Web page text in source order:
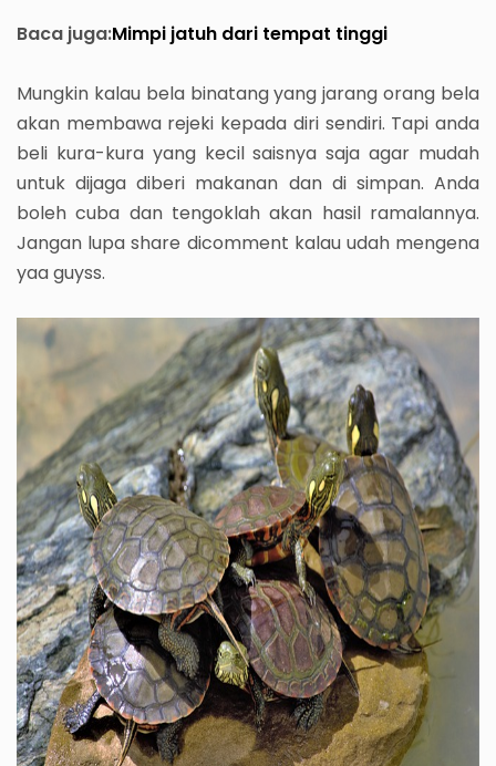
Baca juga:Mimpi jatuh dari tempat tinggi
Mungkin kalau bela binatang yang jarang orang bela
akan membawa rejeki kepada diri sendiri. Tapi anda
beli kura-kura yang kecil saisnya saja agar mudah
untuk dijaga diberi makanan dan di simpan. Anda
boleh cuba dan tengoklah akan hasil ramalannya.
Jangan lupa share dicomment kalau udah mengena
yaa guyss.